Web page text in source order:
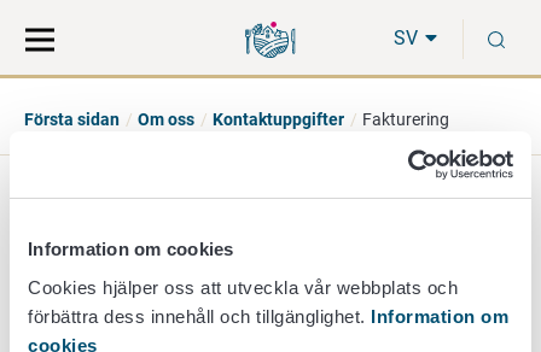
Information om cookies
Cookies hjälper oss att utveckla vår webbplats och
förbättra dess innehåll och tillgänglighet. Information om
cookies
direkt
till
på
hela
SV
Första sidan Om oss Kontaktuppgifter Fakturering
laskutus@ruokavirasto.fi